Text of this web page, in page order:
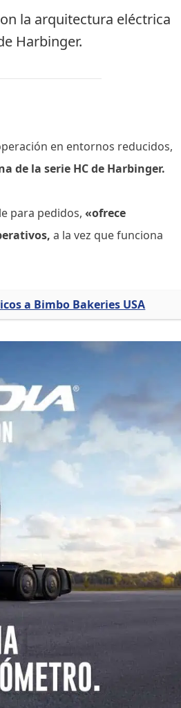
la arquitectura eléctrica
Harbinger.
en entornos reducidos,
de la serie HC de Harbinger.
para pedidos, «ofrece
a la vez que funciona
a Bimbo Bakeries USA